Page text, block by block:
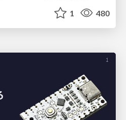
1 480